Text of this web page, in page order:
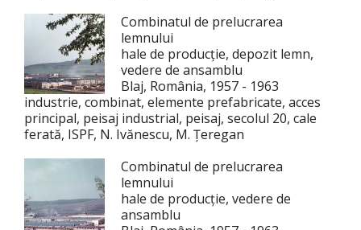
Combinatul de prelucrarea
lemnului
hale de producție, depozit lemn,
vedere de ansamblu
Blaj, România, 1957 - 1963
industrie, combinat, elemente prefabricate, acces
principal, peisaj industrial, peisaj, secolul 20, cale
ferată, ISPF, N. Ivănescu, M. Țeregan
Combinatul de prelucrarea
lemnului
hale de producție, vedere de
ansamblu